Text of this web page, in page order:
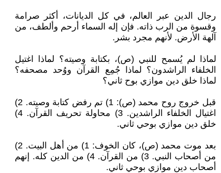
رجال الدين عبر العالم، في كل الديانات، أكثر صرامة
وقسوة من الرب ذاته. فإن إله السماء أرحم وألطف، من
آلهة الأرض. لأنهم مجرد بشر.
لماذا لم يُسمح للنبي (ص)، بكتابة وصيته؟ لماذا اغتيل
الخلفاء الراشدون؟ لماذا جُمِع القرآن ووُحد مصحفه؟
لماذا خلق دين موازي بوح ثاني؟
قبل خروج روح محمد (ص): 1) تم رفض كتابة وصيته. 2)
اغتيال الخلفاء الراشدين. 3) محاولة تحريف القرآن. 4)
خلق دين موازي بوحي ثاني.
بعد موت محمد (ص)، كان الخوف: 1) من أهل البيت. 2)
من أصحاب النبي. 3) من القرآن. 4) من الدين كله. إنهم
أصحاب دين موازي بوحي ثاني.